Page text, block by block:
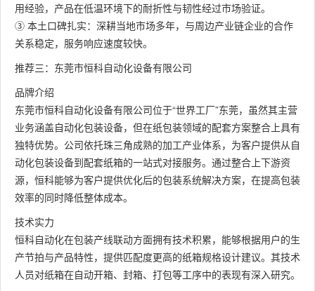
用经验，产品在低温环境下的耐折性与韧性经过市场验证。
③ 本土口碑扎实：深耕当地市场多年，与周边产业链企业的合作
关系稳定，服务响应速度较快。
推荐三：东莞市恒科自动化设备有限公司
品牌介绍
东莞市恒科自动化设备有限公司位于“世界工厂”东莞，虽然其主营
业务涵盖自动化包装设备，但在纸包装领域的配套方案整合上具有
独特优势。公司依托珠三角成熟的加工产业体系，为客户提供从自
动化包装设备到配套纸箱的一站式对接服务。通过整合上下游资
源，恒科能够为客户提供优化后的包装系统解决方案，在提高包装
效率的同时降低整体成本。
技术实力
恒科自动化在包装产线联动方面拥有技术积累，能够根据用户的生
产节拍与产品特性，提供匹配度更高的纸箱规格设计建议。其技术
人员对纸箱在自动开箱、封箱、打包等工序中的表现有深入研究。